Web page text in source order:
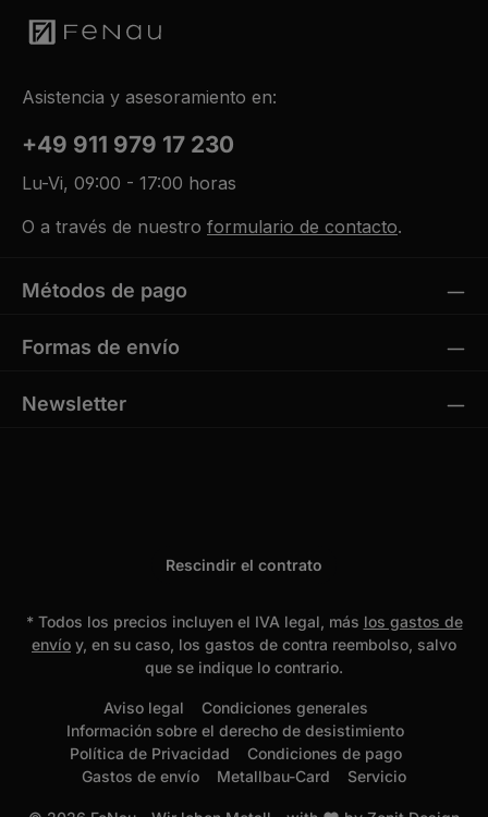
Asistencia y asesoramiento en:
+49 911 979 17 230
Lu-Vi, 09:00 - 17:00 horas
O a través de nuestro formulario de contacto.
Métodos de pago
Formas de envío
Newsletter
Rescindir el contrato
* Todos los precios incluyen el IVA legal, más los gastos de
envío y, en su caso, los gastos de contra reembolso, salvo
que se indique lo contrario.
Aviso legal
Condiciones generales
Información sobre el derecho de desistimiento
Política de Privacidad
Condiciones de pago
Gastos de envío
Metallbau-Card Servicio